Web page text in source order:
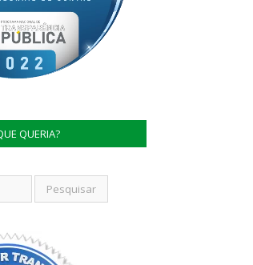
QUERIA?